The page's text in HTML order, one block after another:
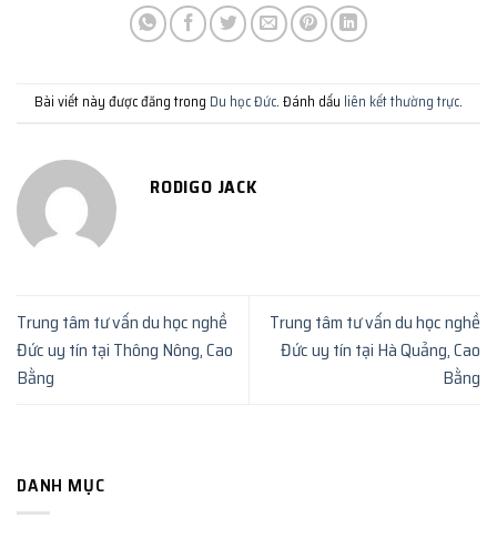
Bài viết này được đăng trong Du học Đức. Đánh dấu liên kết thường trực.
RODIGO JACK
Trung tâm tư vấn du học nghề
Đức uy tín tại Thông Nông, Cao
Bằng
Trung tâm tư vấn du học nghề
Đức uy tín tại Hà Quảng, Cao
Bằng
DANH MỤC